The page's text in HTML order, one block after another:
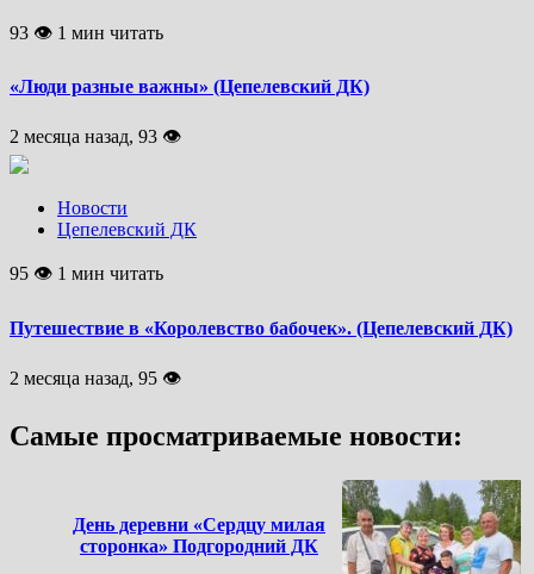
93 👁 1 мин читать
«Люди разные важны» (Цепелевский ДК)
2 месяца назад, 93 👁
Новости
Цепелевский ДК
95 👁 1 мин читать
Путешествие в «Королевство бабочек». (Цепелевский ДК)
2 месяца назад, 95 👁
Самые просматриваемые новости:
День деревни «Сердцу милая
сторонка» Подгородний ДК